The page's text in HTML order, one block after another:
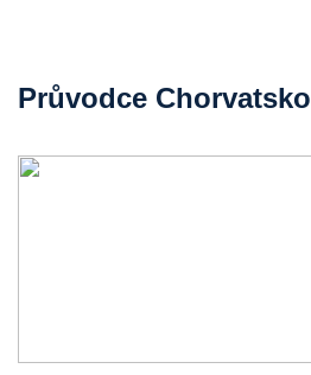
Průvodce Chorvatsko